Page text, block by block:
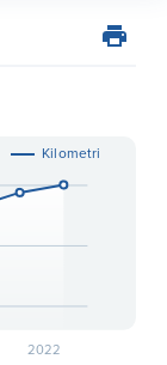
Kilometri
2022